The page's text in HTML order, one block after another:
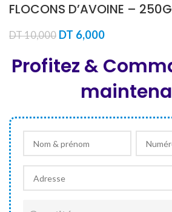
FLOCONS D’AVOINE – 250G
DT10,000 Le
initial
était :
DT 10,000.
DT 6,000Le
actuel
est :
DT 6,000.
Profitez &